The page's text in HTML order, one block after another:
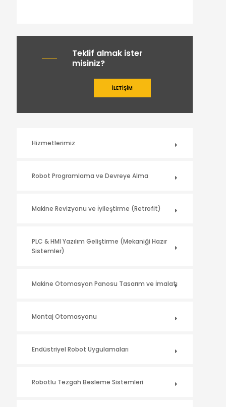
Teklif almak ister
misiniz?
İLETİŞİM
Hizmetlerimiz
Robot Programlama ve Devreye Alma
Makine Revizyonu ve İyileştirme (Retrofit)
PLC & HMI Yazılım Geliştirme (Mekaniği Hazır
Sistemler)
Makine Otomasyon Panosu Tasarım ve İmalatı
Montaj Otomasyonu
Endüstriyel Robot Uygulamaları
Robotlu Tezgah Besleme Sistemleri